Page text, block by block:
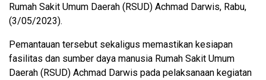
Rumah Sakit Umum Daerah (RSUD) Achmad Darwis, Rabu,
(3/05/2023).
Pemantauan tersebut sekaligus memastikan kesiapan
fasilitas dan sumber daya manusia Rumah Sakit Umum
Daerah (RSUD) Achmad Darwis pada pelaksanaan kegiatan